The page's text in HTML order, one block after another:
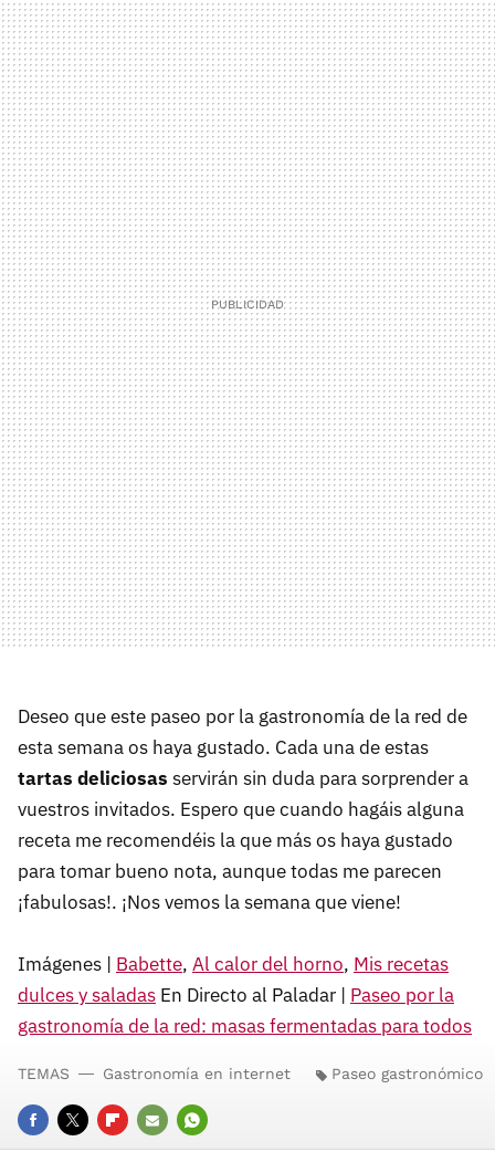
Deseo que este paseo por la gastronomía de la red de
esta semana os haya gustado. Cada una de estas
tartas deliciosas servirán sin duda para sorprender a
vuestros invitados. Espero que cuando hagáis alguna
receta me recomendéis la que más os haya gustado
para tomar bueno nota, aunque todas me parecen
¡fabulosas!. ¡Nos vemos la semana que viene!
Imágenes | Babette, Al calor del horno, Mis recetas
dulces y saladas En Directo al Paladar | Paseo por la
gastronomía de la red: masas fermentadas para todos
TEMAS Gastronomía en internet Paseo gastronómico